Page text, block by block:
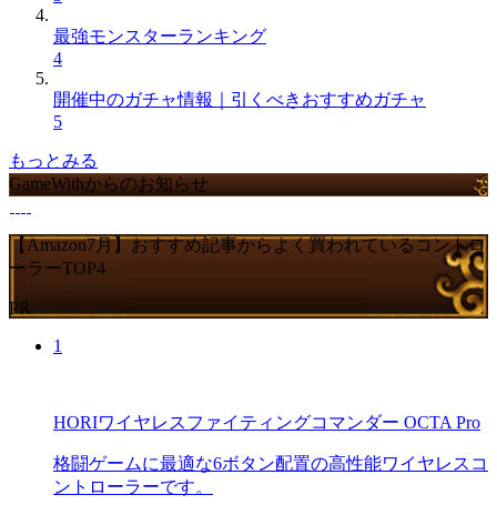
最強モンスターランキング
4
開催中のガチャ情報｜引くべきおすすめガチャ
5
もっとみる
GameWithからのお知らせ
【Amazon7月】おすすめ記事からよく買われているコントロ
ーラーTOP4
PR
1
HORIワイヤレスファイティングコマンダー OCTA Pro
格闘ゲームに最適な6ボタン配置の高性能ワイヤレスコ
ントローラーです。